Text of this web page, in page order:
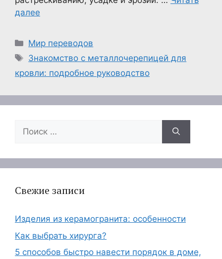
далее
Рубрики
Мир переводов
Метки
Знакомство с металлочерепицей для
кровли: подробное руководство
Поиск:
Свежие записи
Изделия из керамогранита: особенности
Как выбрать хирурга?
5 способов быстро навести порядок в доме,